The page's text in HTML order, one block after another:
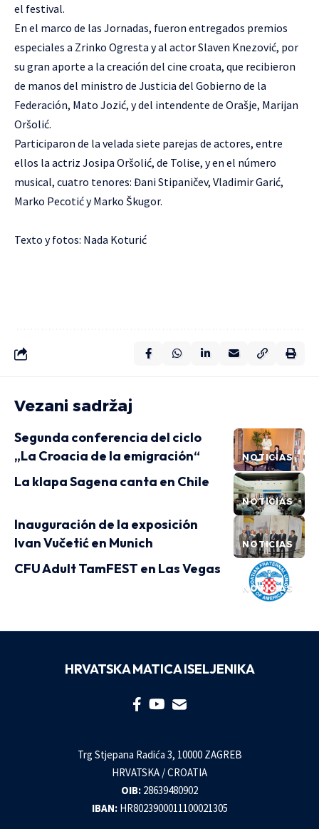
el festival.
En el marco de las Jornadas, fueron entregados premios
especiales a Zrinko Ogresta y al actor Slaven Knezović, por
su gran aporte a la creación del cine croata, que recibieron
de manos del ministro de Justicia del Gobierno de la
Federación, Mato Jozić, y del intendente de Orašje, Marijan
Oršolić.
Participaron de la velada siete parejas de actores, entre
ellos la actriz Josipa Oršolić, de Tolise, y en el número
musical, cuatro tenores: Đani Stipaničev, Vladimir Garić,
Marko Pecotić y Marko Škugor.
Texto y fotos: Nada Koturić
Vezani sadržaj
NOTICIAS
Segunda conferencia del ciclo
„La Croacia de la emigración“
NOTICIAS
La klapa Sagena canta en Chile
NOTICIAS
Inauguración de la exposición
Ivan Vučetić en Munich
NOTICIAS
CFU Adult TamFEST en Las Vegas
HRVATSKA MATICA ISELJENIKA
Trg Stjepana Radića 3, 10000 ZAGREB
HRVATSKA / CROATIA
OIB: 28639480902
IBAN: HR8023900011100021305